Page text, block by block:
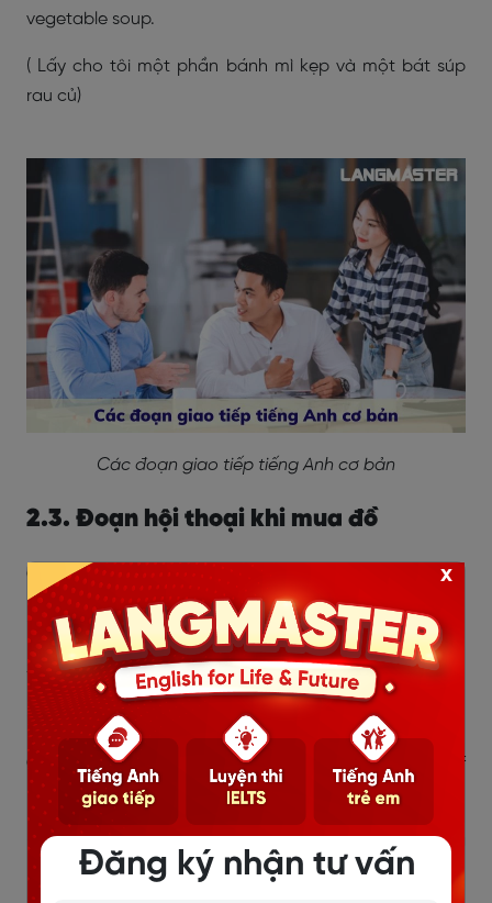
vegetable soup.
( Lấy cho tôi một phần bánh mì kẹp và một bát súp
rau củ)
Các đoạn giao tiếp tiếng Anh cơ bản
2.3. Đoạn hội thoại khi mua đồ
Customer : Excuse me.
(Làm phiền cô)
Seller: Hello sir, may I help you?
(Xin chào quý khách, tôi có thể giúp gì cho bạn?)
Customer : Yes. Can I see that shirt on the top shelf
please?
(Tôi có thể xem chiếc áo sơ mi ở ngăn trên cùng
không?)Đăng ký nhận tư vấn
x